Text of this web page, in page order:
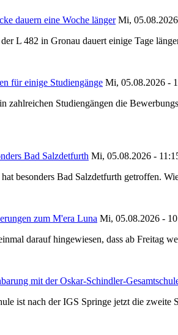
dauern eine Woche länger Mi,
L 482 in Gronau dauert einige Tage
für einige Studiengänge Mi, 05.08.2026 -
zahlreichen Studiengängen die
Bad Salzdetfurth Mi, 05.08.2026 -
besonders Bad Salzdetfurth getroffen.
zum M'era Luna Mi, 05.08.2026 -
darauf hingewiesen, dass ab Freitag
mit der Oskar-Schindler-
ist nach der IGS Springe jetzt die